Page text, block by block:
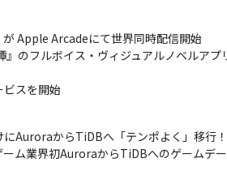
Apple Arcadeにて世界同時配信開始
のフルボイス・ヴィジュアルノベルア
ビスを開始
AuroraからTiDBへ「テンポよく」移行！
ム業界初AuroraからTiDBへのゲームデー